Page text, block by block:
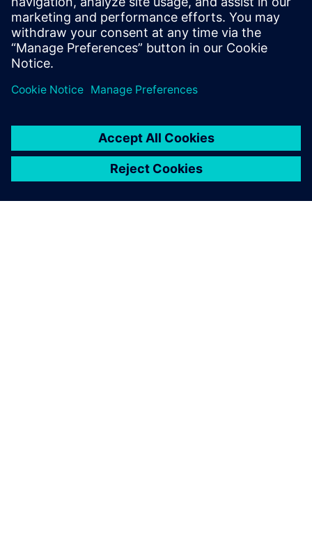
在目标运营效率范围内。
拉维·米塔尔, 制造总监, 名爵汽车印度有限公司